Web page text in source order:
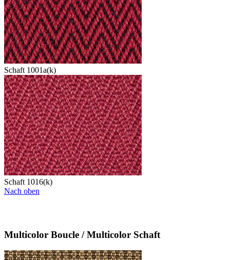
Schaft 1001a(k)
Schaft 1016(k)
Nach oben
Multicolor Boucle / Multicolor Schaft